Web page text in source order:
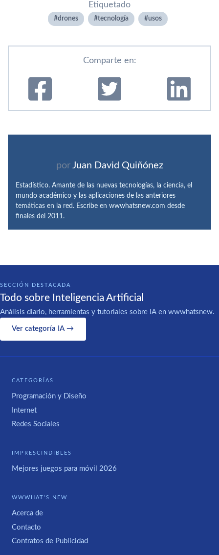
Etiquetado
drones tecnologí­a usos
Comparte en:
por Juan David Quiñónez
Estadístico. Amante de las nuevas tecnologías, la ciencia, el
mundo académico y las aplicaciones de las anteriores
temáticas en la red. Escribe en wwwhatsnew.com desde
finales del 2011.
SECCIÓN DESTACADA
Todo sobre Inteligencia Artificial
Análisis diario, herramientas y tutoriales sobre IA en wwwhatsnew.
Ver categoría IA →
CATEGORÍAS
Programación y Diseño
Internet
Redes Sociales
IMPRESCINDIBLES
Mejores juegos para móvil 2026
WWWHAT'S NEW
Acerca de
Contacto
Contratos de Publicidad